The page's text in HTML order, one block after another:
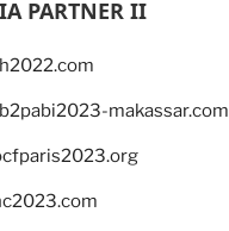
PARTNER II
makassar.com